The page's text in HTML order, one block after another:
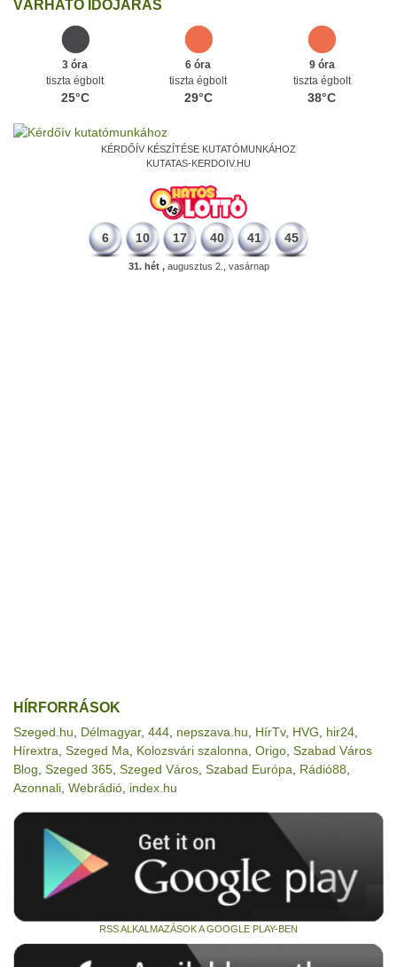
VÁRHATÓ IDŐJÁRÁS
3 óra
tiszta égbolt
25°C
6 óra
tiszta égbolt
29°C
9 óra
tiszta égbolt
38°C
KÉRDŐÍV KÉSZÍTÉSE KUTATÓMUNKÁHOZ
KUTATAS-KERDOIV.HU
6 10 17 40 41 45
31. hét ,augusztus 2., vasárnap
HÍRFORRÁSOK
Szeged.hu Délmagyar, 444 nepszava.hu HírTv, HVG hir24
Hírextra Szeged Ma Kolozsvári szalonna Origo Szabad Város
Blog Szeged 365 Szeged Város Szabad Európa Rádió88
Azonnali Webrádió index.hu
RSS ALKALMAZÁSOK A GOOGLE PLAY-BEN